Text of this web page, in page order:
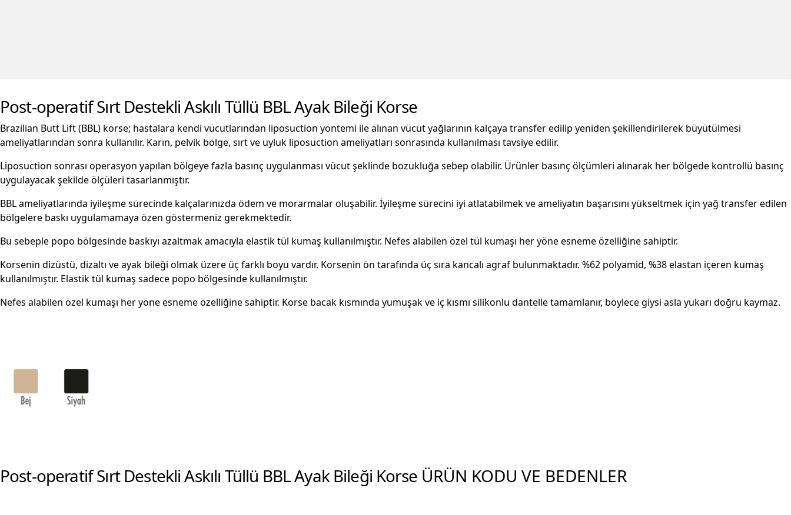
Post-operatif Sırt Destekli Askılı Tüllü BBL Ayak Bileği Korse
Brazilian Butt Lift (BBL) korse; hastalara kendi vücutlarından liposuction yöntemi ile alınan vücut yağlarının kalçaya transfer edilip yeniden şekillendirilerek büyütülmesi
ameliyatlarından sonra kullanılır. Karın, pelvik bölge, sırt ve uyluk liposuction ameliyatları sonrasında kullanılması tavsiye edilir.
Liposuction sonrası operasyon yapılan bölgeye fazla basınç uygulanması vücut şeklinde bozukluğa sebep olabilir. Ürünler basınç ölçümleri alınarak her bölgede kontrollü basınç
uygulayacak şekilde ölçüleri tasarlanmıştır.
BBL ameliyatlarında iyileşme sürecinde kalçalarınızda ödem ve morarmalar oluşabilir. İyileşme sürecini iyi atlatabilmek ve ameliyatın başarısını yükseltmek için yağ transfer edilen
bölgelere baskı uygulamamaya özen göstermeniz gerekmektedir.
Bu sebeple popo bölgesinde baskıyı azaltmak amacıyla elastik tül kumaş kullanılmıştır. Nefes alabilen özel tül kumaşı her yöne esneme özelliğine sahiptir.
Korsenin dizüstü, dizaltı ve ayak bileği olmak üzere üç farklı boyu vardır. Korsenin ön tarafında üç sıra kancalı agraf bulunmaktadır. %62 polyamid, %38 elastan içeren kumaş
kullanılmıştır. Elastik tül kumaş sadece popo bölgesinde kullanılmıştır.
Nefes alabilen özel kumaşı her yöne esneme özelliğine sahiptir. Korse bacak kısmında yumuşak ve iç kısmı silikonlu dantelle tamamlanır, böylece giysi asla yukarı doğru kaymaz.
Post-operatif Sırt Destekli Askılı Tüllü BBL Ayak Bileği KorseÜRÜN KODU VE BEDENLER